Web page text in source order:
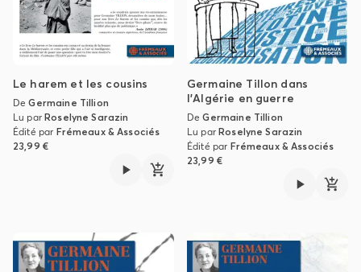
Le harem et les cousins
DeGermaine Tillion
Lu parRoselyne Sarazin
Édité par Frémeaux & Associés
23,99 €
Germaine Tillon dans
l'Algérie en guerre
DeGermaine Tillion
Lu parRoselyne Sarazin
Édité par Frémeaux & Associés
23,99 €